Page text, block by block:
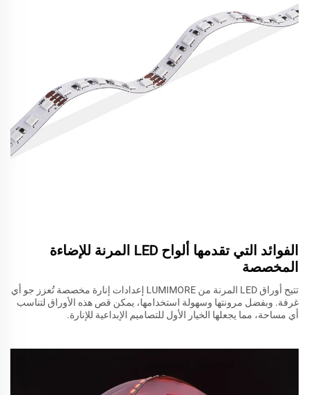
الفوائد التي تقدمها ألواح LED المرنة للإضاءة
المخصصة
تتيح أوراق LED المرنة من LUMIMORE إعدادات إنارة مخصصة تُعزز جو أي
غرفة. وبفضل مرونتها وسهولة استخدامها، يمكن قص هذه الأوراق لتناسب
أي مساحة، مما يجعلها الخيار الأول للتصاميم الإبداعية للإنارة.